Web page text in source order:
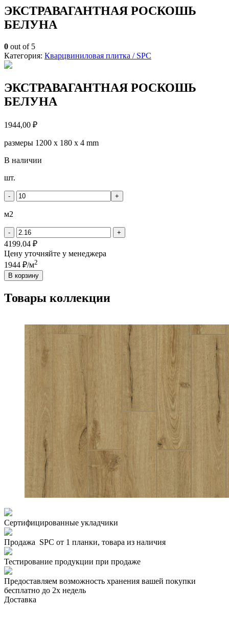
ЭКСТРАВАГАНТНАЯ РОСКОШЬ
БЕЛУНА
0 out of 5
Категория: Кварцвиниловая плитка / SPС
ЭКСТРАВАГАНТНАЯ РОСКОШЬ
БЕЛУНА
1944,00 ₽
размеры 1200 x 180 x 4 mm
В наличии
Количество
ЭКСТРАВАГАНТНАЯ
БЕЛУНА
шт.
- +
м2
- +
4199.04 ₽
Цену уточняйте у менеджера
1944 ₽/м2
В корзину
Товары коллекции
Сертифицированные укладчики
Продажа SPC от 1 планки, товара из наличия
Тестирование продукции при продаже
Предоставляем возможность хранения вашей покупки
бесплатно до 2х недель
Доставка